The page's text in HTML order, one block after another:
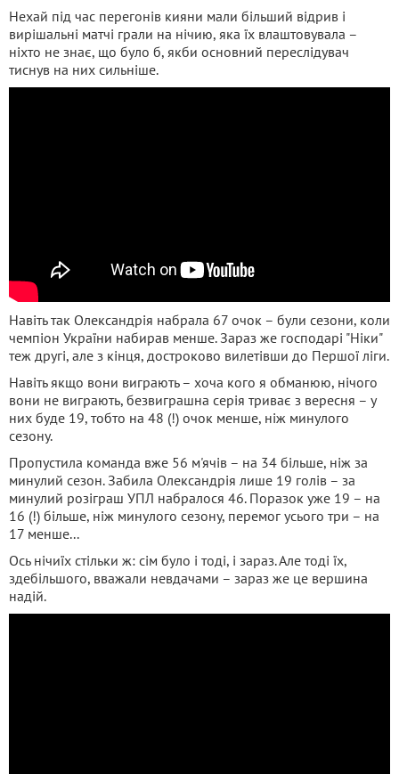
Нехай під час перегонів кияни мали більший відрив і
вирішальні матчі грали на нічию, яка їх влаштовувала –
ніхто не знає, що було б, якби основний переслідувач
тиснув на них сильніше.
Навіть так Олександрія набрала 67 очок – були сезони, коли
чемпіон України набирав менше. Зараз же господарі "Ніки"
теж другі, але з кінця, достроково вилетівши до Першої ліги.
Навіть якщо вони виграють – хоча кого я обманюю, нічого
вони не виграють, безвиграшна серія триває з вересня – у
них буде 19, тобто на 48 (!) очок менше, ніж минулого
сезону.
Пропустила команда вже 56 м'ячів – на 34 більше, ніж за
минулий сезон. Забила Олександрія лише 19 голів – за
минулий розіграш УПЛ набралося 46. Поразок уже 19 – на
16 (!) більше, ніж минулого сезону, перемог усього три – на
17 менше...
Ось нічиїх стільки ж: сім було і тоді, і зараз. Але тоді їх,
здебільшого, вважали невдачами – зараз же це вершина
надій.